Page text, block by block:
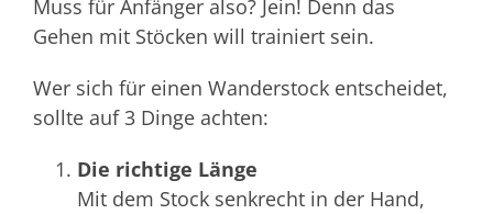
Muss für Anfänger also? Jein! Denn das
Gehen mit Stöcken will trainiert sein.
Wer sich für einen Wanderstock entscheidet,
sollte auf 3 Dinge achten:
Die richtige Länge
Mit dem Stock senkrecht in der Hand,